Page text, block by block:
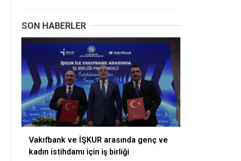
SON HABERLER
Vakıfbank ve İŞKUR arasında genç ve
kadın istihdamı için iş birliği